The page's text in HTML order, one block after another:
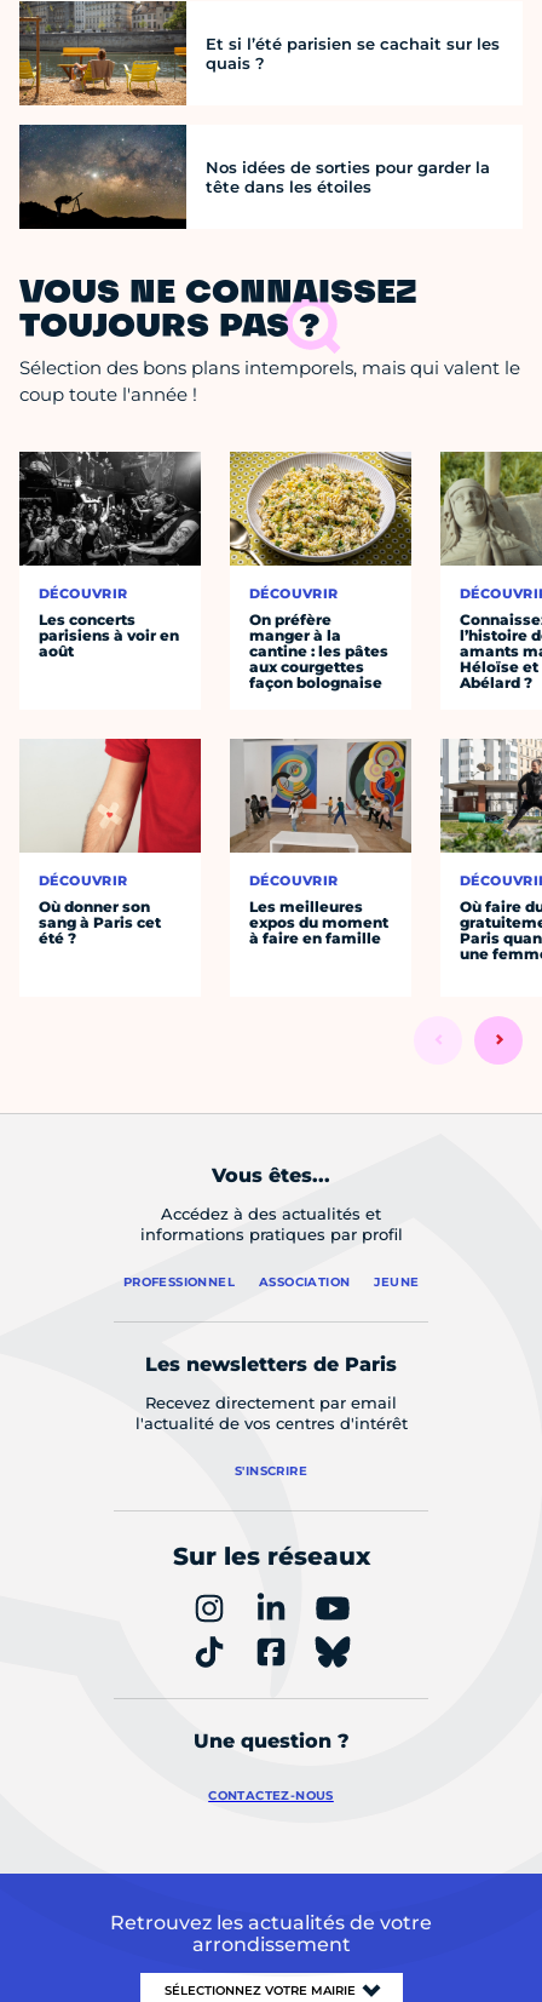
Et si l’été parisien se cachait sur les
quais ?
Nos idées de sorties pour garder la
tête dans les étoiles
VOUS NE CONNAISSEZ
TOUJOURS PAS ?
Sélection des bons plans intemporels, mais qui valent le
coup toute l'année !
DÉCOUVRIR
Les concerts
parisiens à voir en
août
DÉCOUVRIR
Où donner son
sang à Paris cet
été ?
DÉCOUVRIR
On préfère
manger à la
cantine : les pâtes
aux courgettes
façon bolognaise
DÉCOUVRIR
Les meilleures
expos du moment
à faire en famille
l’histoire
amants
Héloïse et
Abélard ?
Où faire
Paris
une
Vous êtes...
Accédez à des actualités et
informations pratiques par profil
PROFESSIONNEL ASSOCIATION JEUNE
Les newsletters de Paris
Recevez directement par email
l'actualité de vos centres d'intérêt
S'INSCRIRE
Sur les réseaux
Une question ?
CONTACTEZ-NOUS
Retrouvez les actualités de votre
arrondissement